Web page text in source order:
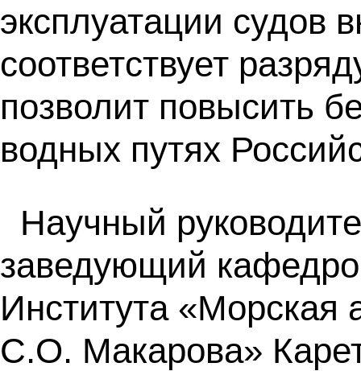
эксплуатации судов
соответствует
позволит повысить
водных путях
Научный
заведующий
Института
С.О. Макарова»